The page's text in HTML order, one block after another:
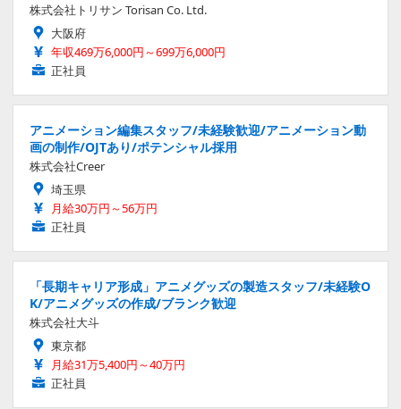
株式会社トリサン Torisan Co. Ltd.
大阪府
年収469万6,000円～699万6,000円
正社員
アニメーション編集スタッフ/未経験歓迎/アニメーション動
画の制作/OJTあり/ポテンシャル採用
株式会社Creer
埼玉県
月給30万円～56万円
正社員
「長期キャリア形成」アニメグッズの製造スタッフ/未経験O
K/アニメグッズの作成/ブランク歓迎
株式会社大斗
東京都
月給31万5,400円～40万円
正社員